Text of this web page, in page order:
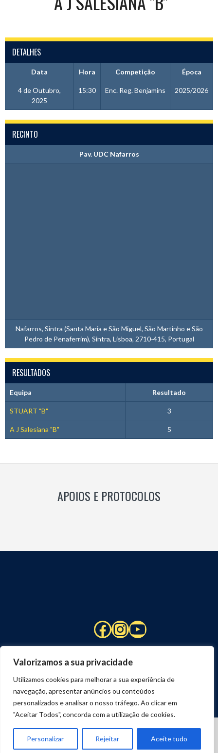
Valorizamos a sua privacidade
Utilizamos cookies para melhorar a sua experiência de
navegação, apresentar anúncios ou conteúdos
personalizados e analisar o nosso tráfego. Ao clicar em
"Aceitar Todos", concorda com a utilização de cookies.
Personalizar Rejeitar Aceite tudo
DETALHES
Data Hora Competição Época
4 de Outubro,
2025
15:30 Enc. Reg. Benjamins 2025/2026
RECINTO
Pav. UDC Nafarros
Nafarros, Sintra (Santa Maria e São Miguel, São Martinho e São
Pedro de Penaferrim), Sintra, Lisboa, 2710-415, Portugal
RESULTADOS
Equipa Resultado
STUART "B" 3
A J Salesiana "B" 5
APOIOS E PROTOCOLOS
Facebook
Instagram
YouTube
DESENVOLVIDO POR
JOSEXAVIER.COM